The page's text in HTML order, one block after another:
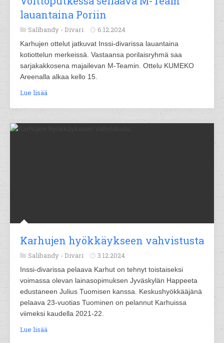
lauantaina Poriin
Salibandy - Divari 6.12.2024
Karhujen ottelut jatkuvat Inssi-divarissa lauantaina
kotiottelun merkeissä. Vastaansa porilaisryhmä saa
sarjakakkosena majailevan M-Teamin. Ottelu KUMEKO
Areenalla alkaa kello 15.
Lue lisää
Karhujen hyökkäykseen vahvistusta
Salibandy - Divari 3.12.2024
Inssi-divarissa pelaava Karhut on tehnyt toistaiseksi
voimassa olevan lainasopimuksen Jyväskylän Happeeta
edustaneen Julius Tuomisen kanssa. Keskushyökkääjänä
pelaava 23-vuotias Tuominen on pelannut Karhuissa
viimeksi kaudella 2021-22.
Lue lisää